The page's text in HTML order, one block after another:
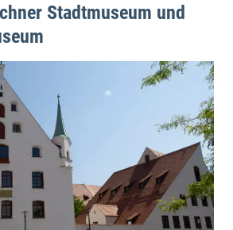
Stadtmuseum und